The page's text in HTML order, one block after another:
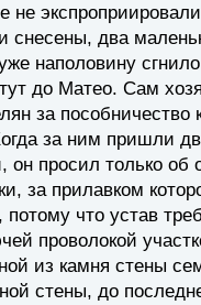
не
снесены, два
наполовину
до Матео. Сам
за пособничество
за ним пришли
он просил только
за прилавком
что устав
проволокой
из камня стены
стены, до